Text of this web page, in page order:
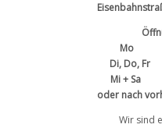
Mo
Di, Do, Fr
Mi + Sa
oder nach
Wir sind